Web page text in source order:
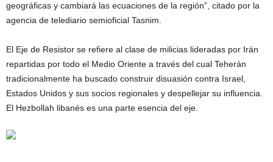
geográficas y cambiará las ecuaciones de la región”, citado por la
agencia de telediario semioficial Tasnim.
El Eje de Resistor se refiere al clase de milicias lideradas por Irán
repartidas por todo el Medio Oriente a través del cual Teherán
tradicionalmente ha buscado construir disuasión contra Israel,
Estados Unidos y sus socios regionales y despellejar su influencia.
El Hezbollah libanés es una parte esencia del eje.